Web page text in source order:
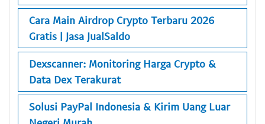
Cara Main Airdrop Crypto Terbaru 2026
Gratis | Jasa JualSaldo
Dexscanner: Monitoring Harga Crypto &
Data Dex Terakurat
Solusi PayPal Indonesia & Kirim Uang Luar